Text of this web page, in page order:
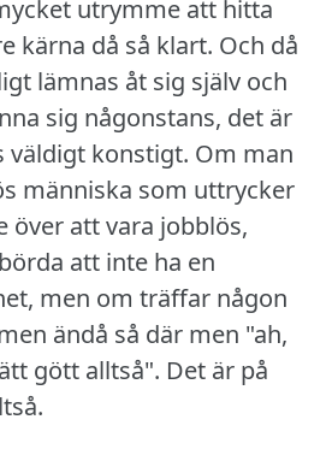
utrymme att hitta
kärna då så klart. Och då
lämnas åt sig själv och
sig någonstans, det är
väldigt konstigt. Om man
människa som uttrycker
över att vara jobblös,
att inte ha en
men om träffar någon
ändå så där men "ah,
gött alltså". Det är på